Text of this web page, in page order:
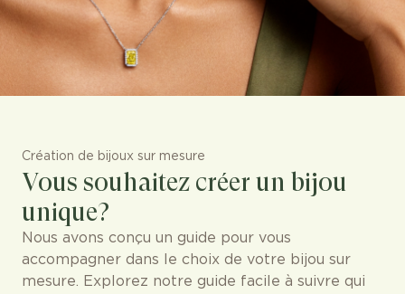
Création de bijoux sur mesure
Vous souhaitez créer un bijou
unique?
Nous avons conçu un guide pour vous
accompagner dans le choix de votre bijou sur
mesure. Explorez notre guide facile à suivre qui